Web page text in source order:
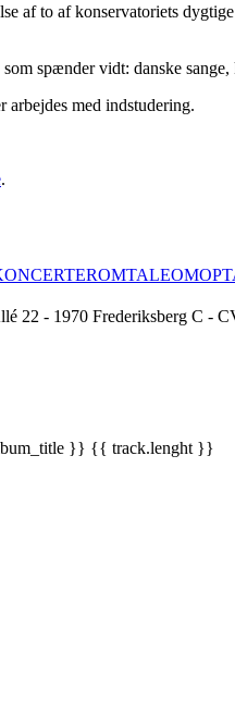
af to af konservatoriets
spænder vidt: danske
med indstudering.
.
OMTALEOM
22 - 1970 Frederiksberg C -
}} {{ track.lenght }}